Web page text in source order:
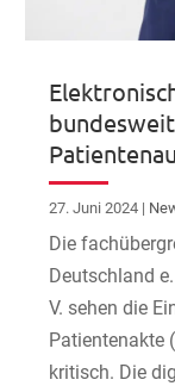
27. Juni 2024 |
Die
Deutschland
V. sehen die
Patientenakte
kritisch. Die